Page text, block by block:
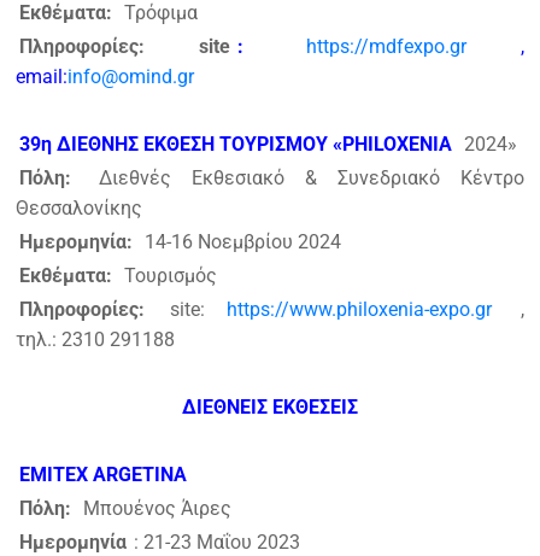
Εκθέματα: Τρόφιμα
Πληροφορίες: site : https://mdfexpo.gr,
email:info@omind.gr
39η ΔΙΕΘΝΗΣ ΕΚΘΕΣΗ ΤΟΥΡΙΣΜΟΥ «PHILOXENIA 2024»
Πόλη:
Διεθνές Εκθεσιακό & Συνεδριακό Κέντρο
Θεσσαλονίκης
Ημερομηνία:
14-16 Νοεμβρίου 2024
Εκθέματα: Τουρισμός
Πληροφορίες:
site: https://www.philoxenia-expo.gr
,
τηλ.: 2310 291188
ΔΙΕΘΝΕΙΣ ΕΚΘΕΣΕΙΣ
EMITEX ARGETINA
Πόλη:
Μπουένος Άιρες
Ημερομηνία : 21-23 Μαΐου 2023